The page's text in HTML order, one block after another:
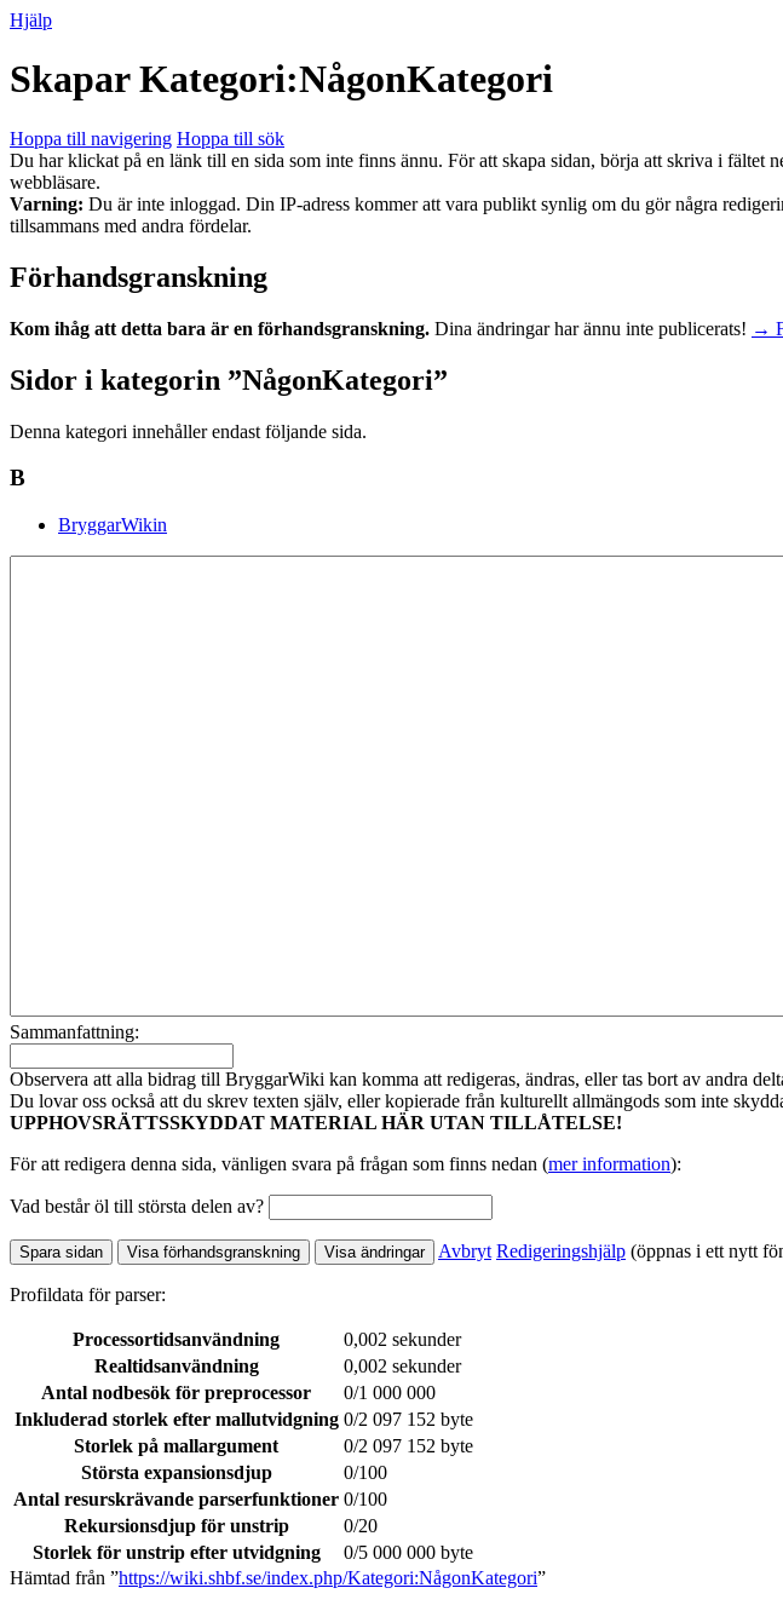
Hjälp
SkaparKategori:NågonKategori
Hoppa till navigering Hoppa till sök
Du har klickat på en länk till en sida som inte finns ännu. För att skapa sidan, börja att skriva i fältet
webbläsare.
Varning: Du är inte inloggad. Din IP-adress kommer att vara publikt synlig om du gör några
tillsammans med andra fördelar.
Förhandsgranskning
Kom ihåg att detta bara är en förhandsgranskning. Dina ändringar har ännu inte publicerats! →
Sidor i kategorin ”NågonKategori”
Denna kategori innehåller endast följande sida.
B
BryggarWikin
Sammanfattning:
Observera att alla bidrag till BryggarWiki kan komma att redigeras, ändras, eller tas bort av andra
Du lovar oss också att du skrev texten själv, eller kopierade från kulturellt allmängods som inte
UPPHOVSRÄTTSSKYDDAT MATERIAL HÄR UTAN TILLÅTELSE!
För att redigera denna sida, vänligen svara på frågan som finns nedan (mer information):
Vad består öl till största delen av?
Avbryt Redigeringshjälp (öppnas i ett nytt
Profildata för parser:
Processortidsanvändning
0,002 sekunder
Realtidsanvändning
0,002 sekunder
Antal nodbesök för preprocessor
0/1 000 000
Inkluderad storlek efter mallutvidgning 0/2 097 152 byte
Storlek på mallargument
0/2 097 152 byte
Största expansionsdjup
0/100
Antal resurskrävande parserfunktioner 0/100
Rekursionsdjup för unstrip
0/20
Storlek för unstrip efter utvidgning
0/5 000 000 byte
Hämtad från ”https://wiki.shbf.se/index.php/Kategori:NågonKategori”